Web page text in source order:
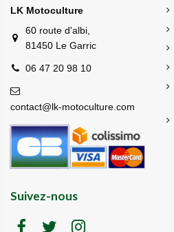
LK Motoculture
60 route d'albi,
81450 Le Garric
06 47 20 98 10
contact@lk-motoculture.com
Suivez-nous